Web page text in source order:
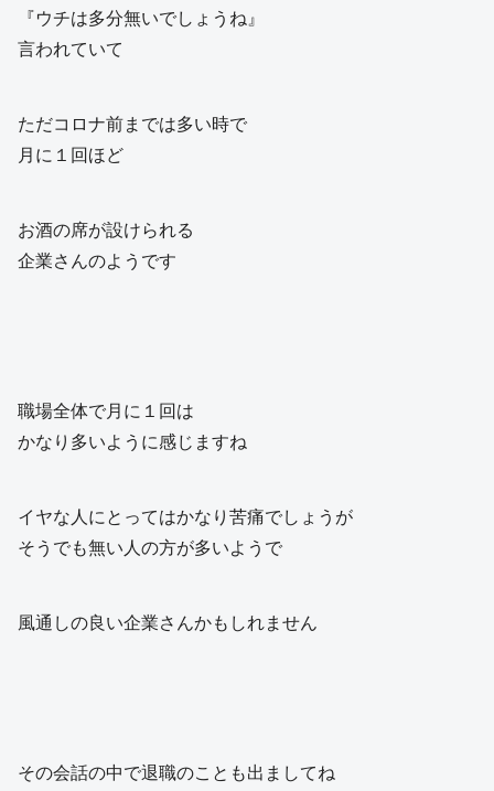
『ウチは多分無いでしょうね』
言われていて
ただコロナ前までは多い時で
月に１回ほど
お酒の席が設けられる
企業さんのようです
職場全体で月に１回は
かなり多いように感じますね
イヤな人にとってはかなり苦痛でしょうが
そうでも無い人の方が多いようで
風通しの良い企業さんかもしれません
その会話の中で退職のことも出ましてね